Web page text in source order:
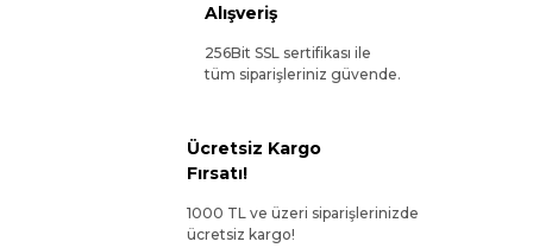
Alışveriş
256Bit SSL sertifikası ile
tüm siparişleriniz güvende.
Ücretsiz Kargo
Fırsatı!
1000 TL ve üzeri siparişlerinizde
ücretsiz kargo!